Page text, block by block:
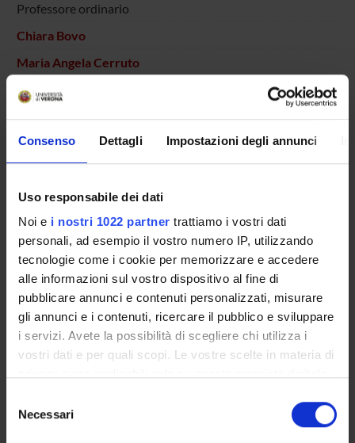
Consenso Dettagli Impostazioni degli annunci
Uso responsabile dei dati
Noi e i nostri 1022 partner trattiamo i vostri dati
personali, ad esempio il vostro numero IP, utilizzando
tecnologie come i cookie per memorizzare e accedere
alle informazioni sul vostro dispositivo al fine di
pubblicare annunci e contenuti personalizzati, misurare
gli annunci e i contenuti, ricercare il pubblico e sviluppare
i servizi. Avete la possibilità di scegliere chi utilizza i
vostri dati e per quali scopi. Le vostre scelte in materia di
modificare o revocare il proprio consenso in qualsiasi
momento dalla Dichiarazione sui cookie o facendo clic
delNecessari
Professore ordinario
Chiara Bovo
Maria Angela Cerruto
Professore ordinario
Alessandra Gozzo
Claudio Micheletto
Professore a contratto
Studioso Senior
Enrico Polati
Professore ordinario
Elda Righi
Evelina Tacconelli
Professore ordinario
Alessandro Tafuri